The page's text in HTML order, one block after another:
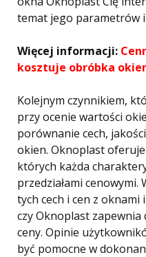
temat jego parametrów i
Więcej informacji:
kosztuje obróbka
Kolejnym czynnikiem,
przy ocenie wartości
porównanie cech,
okien. Oknoplast
których każda
przedziałami
tych cech i cen z
czy Oknoplast
ceny. Opinie
być pomocne w